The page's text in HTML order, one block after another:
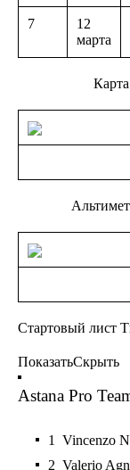
7
12
марта
Стартовый лист
ПоказатьСкрыть
Astana Pro
1 Vincenzo
2 Valerio